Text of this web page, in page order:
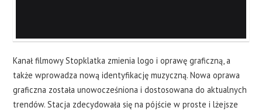
Kanał filmowy Stopklatka zmienia logo i oprawę graficzną, a
także wprowadza nową identyfikację muzyczną. Nowa oprawa
graficzna została unowocześniona i dostosowana do aktualnych
trendów. Stacja zdecydowała się na pójście w proste i lżejsze